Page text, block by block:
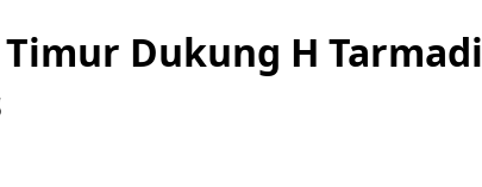
Dukung H Tarmadi